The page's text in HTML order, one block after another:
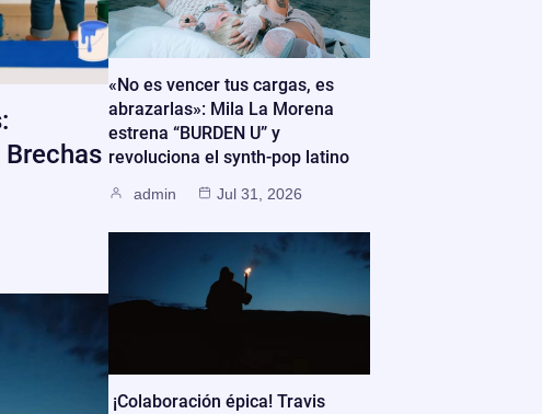
Brechas
«No es vencer tus cargas, es
abrazarlas»: Mila La Morena
estrena “BURDEN U” y
revoluciona el synth-pop latino
admin Jul 31, 2026
¡Colaboración épica! Travis